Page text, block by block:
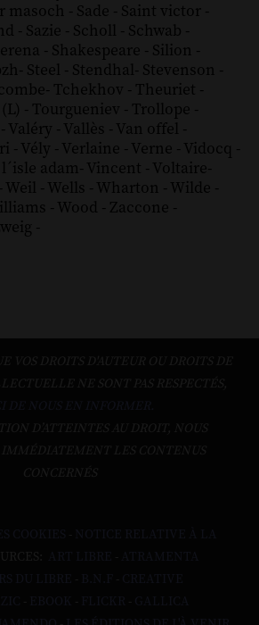
masoch - Sade - Saint victor -
- Sazie - Scholl - Schwab -
- Shakespeare - Silion -
- Steel - Stendhal- Stevenson -
- Tchekhov - Theuriet -
- Tourgueniev - Trollope -
- Valéry - Vallès - Van offel -
- Vély - Verlaine - Verne - Vidocq -
adam- Vincent - Voltaire-
- Weil - Wells - Wharton - Wilde -
- Wood - Zaccone -
-